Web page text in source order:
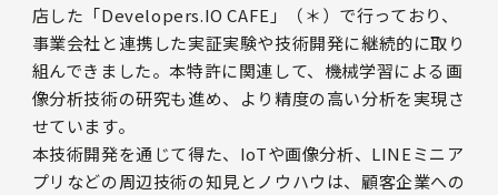
店した「Developers.IO CAFE」（＊）で行っており、
事業会社と連携した実証実験や技術開発に継続的に取り
組んできました。本特許に関連して、機械学習による画
像分析技術の研究も進め、より精度の高い分析を実現さ
せています。
本技術開発を通じて得た、IoTや画像分析、LINEミニア
プリなどの周辺技術の知見とノウハウは、顧客企業への